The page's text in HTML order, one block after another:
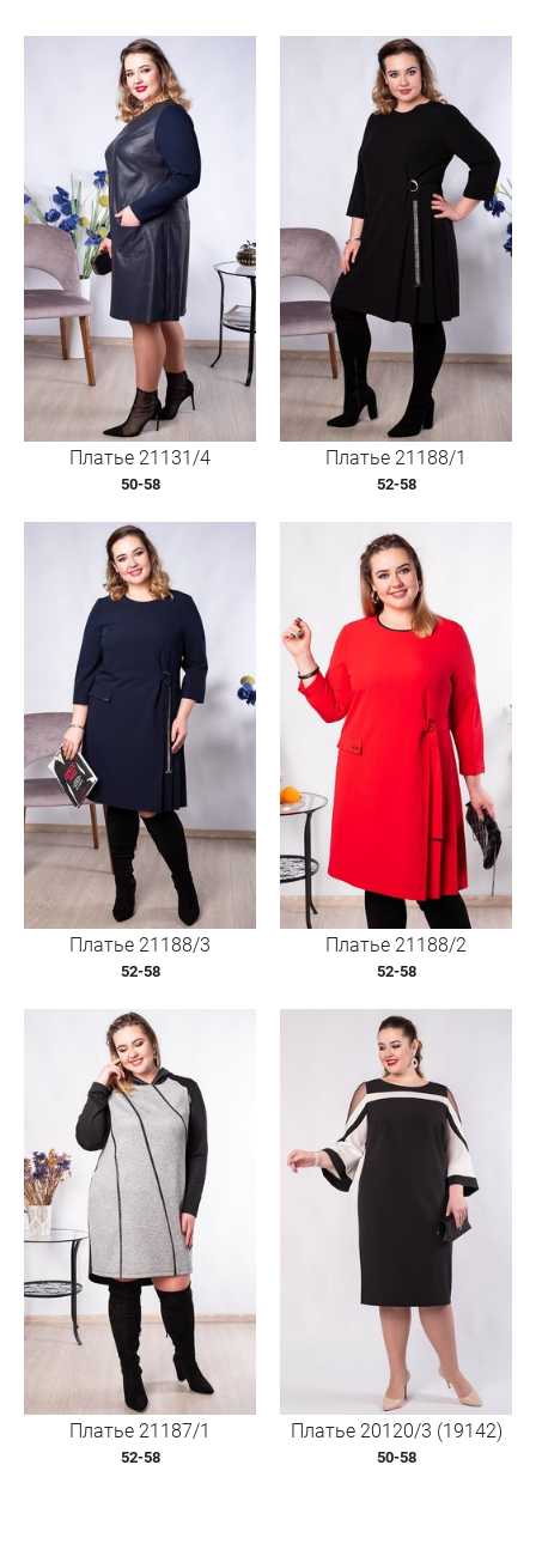
Платье 21131/4
50-58
Платье 21188/1
52-58
Платье 21188/3
52-58
Платье 21188/2
52-58
Платье 21187/1
52-58
Платье 20120/3 (19142)
50-58